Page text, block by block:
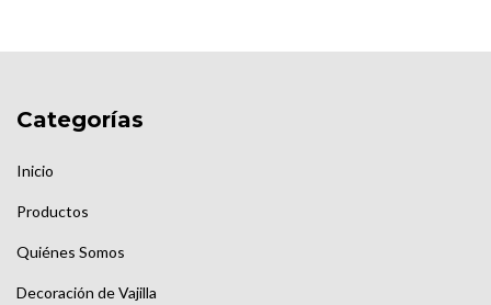
Categorías
Inicio
Productos
Quiénes Somos
Decoración de Vajilla